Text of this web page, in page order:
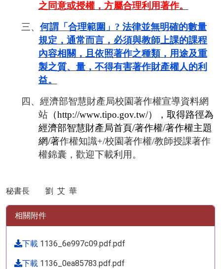
之同意或授權，方屬合理利用著作。
三、 何謂「合理範圍」 ? 法律並無明確的數量
規定，通常而言，必須與教師上課的課程
內容相關，且依照著作之種類，用途及重
製之質、量，不得有害著作財產權人的利
益。
四、經濟部智慧財產局校園著作權宣導資料網
站（http://www.tipo.gov.tw/），取得路徑為
經濟部智慧財產局首頁/著作權/著作權主題
網/著作權知識+/校園著作權/教師授課著作
權錦囊，歡迎下載利用。
秘書長 劉 艾 華
相關附件
下載 1136_6e997c09.pdf.pdf
下載 1136_0ea85783.pdf.pdf